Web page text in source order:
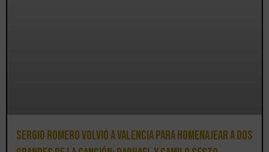
Sergio Romero volvió a Valencia para homenajear a dos